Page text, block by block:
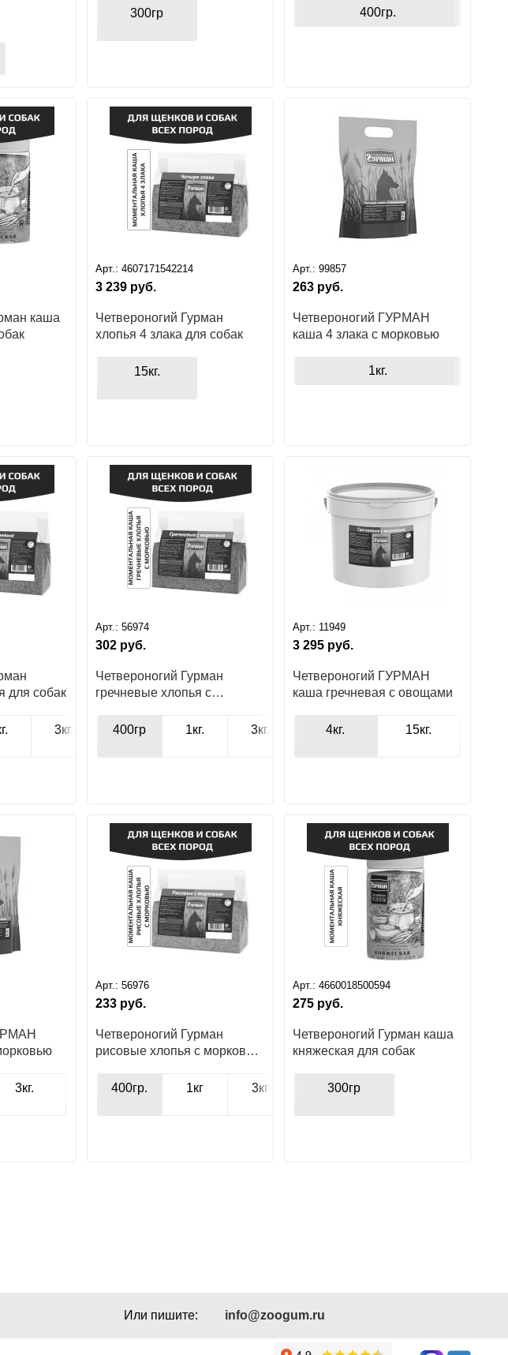
300гр 400гр.
каша
Арт.:4607171542214
3 239 руб.
Четвероногий Гурман
хлопья 4 злака для собак
15кг.
Арт.:99857
263 руб.
Четвероногий ГУРМАН
каша 4 злака с морковью
1кг.
для собак
3кг. 4кг. 15кг.
Арт.:56974
302 руб.
Четвероногий Гурман
гречневые хлопья с
400гр
1кг. 3кг. 4кг
Арт.: 11949
3 295 руб.
Четвероногий ГУРМАН
каша гречневая с овощами
4кг. 15кг.
3кг.
Арт.:56976
233 руб.
Четвероногий Гурман
рисовые хлопья с морковью
400гр.
1кг 3кг 4кг
Арт.:4660018500594
275 руб.
Четвероногий Гурман каша
княжеская для собак
300гр
Или пишите: info@zoogum.ru